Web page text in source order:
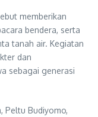
memberikan
bendera, serta
tanah air. Kegiatan
dan
sebagai generasi
Peltu Budiyomo,